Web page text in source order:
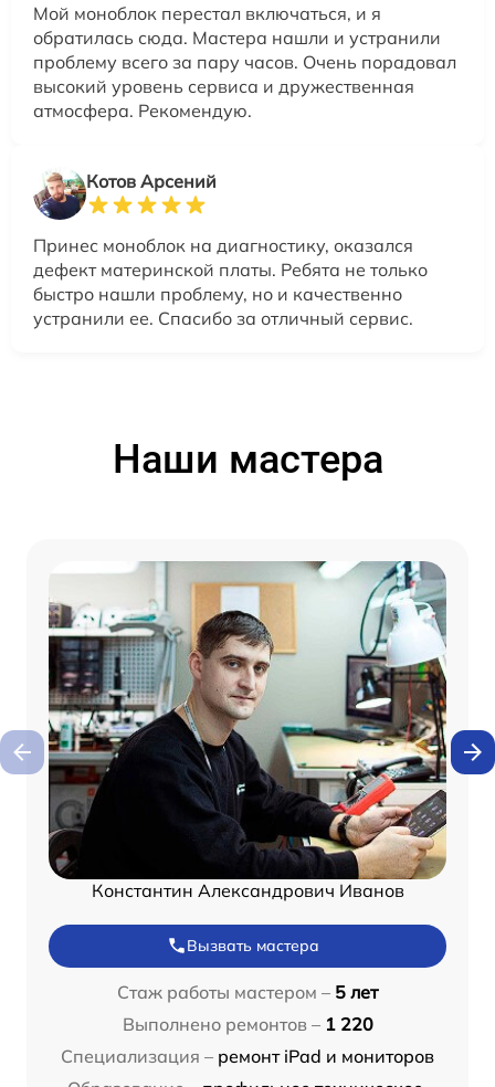
Мой моноблок перестал включаться, и я
обратилась сюда. Мастера нашли и устранили
проблему всего за пару часов. Очень порадовал
высокий уровень сервиса и дружественная
атмосфера. Рекомендую.
Котов Арсений
Принес моноблок на диагностику, оказался
дефект материнской платы. Ребята не только
быстро нашли проблему, но и качественно
устранили ее. Спасибо за отличный сервис.
Наши мастера
Константин Александрович Иванов
Вызвать мастера
Стаж работы мастером – 5 лет
Выполнено ремонтов – 1 220
Специализация – ремонт iPad и мониторов